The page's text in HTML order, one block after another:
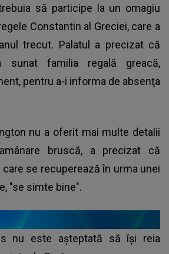
să participe la un omagiu
Constantin al Greciei, care a
trecut. Palatul a precizat că
sunat familia regală greacă,
pentru a-i informa de absenţa
nu a oferit mai multe detalii
bruscă, a precizat că
se recuperează în urma unei
"se simte bine".
nu este aşteptată să îşi reia